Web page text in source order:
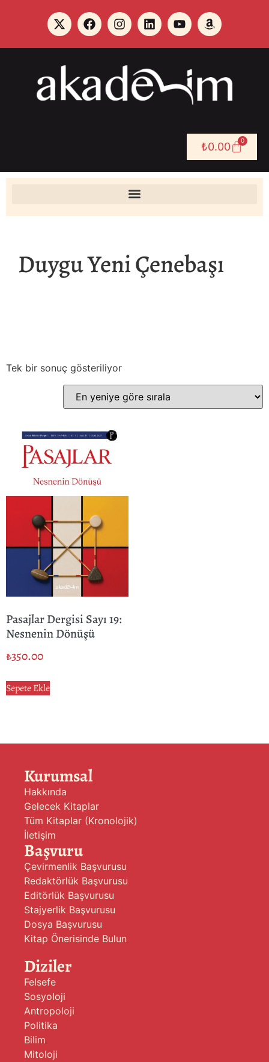
₺0.00 0
Duygu Yeni Çenebaşı
Tek bir sonuç gösteriliyor
Pasajlar Dergisi Sayı 19:
Nesnenin Dönüşü
₺350.00
Sepete Ekle
Kurumsal
Hakkında
Gelecek Kitaplar
Tüm Kitaplar (Kronolojik)
İletişim
Başvuru
Çevirmenlik Başvurusu
Redaktörlük Başvurusu
Editörlük Başvurusu
Stajyerlik Başvurusu
Dosya Başvurusu
Kitap Önerisinde Bulun
Diziler
Felsefe
Sosyoloji
Antropoloji
Politika
Bilim
Mitoloji